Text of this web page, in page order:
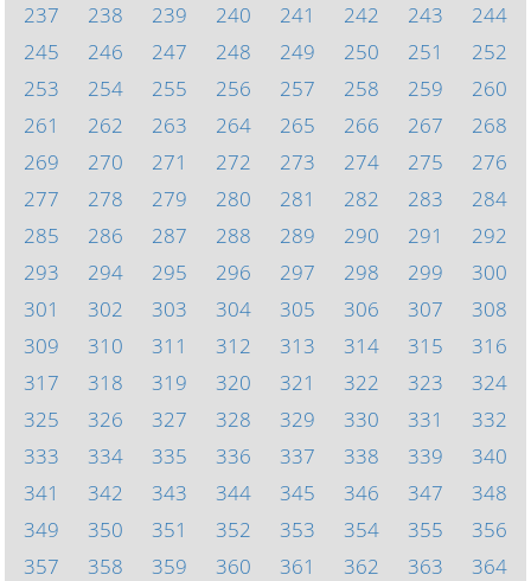
237
238 239 240 241 242 243
244
245
246 247 248 249 250 251
252
253
254 255 256 257 258 259
260
261
262 263 264 265 266 267
268
269
270 271 272 273 274 275
276
277
278 279 280 281 282 283
284
285
286 287 288 289 290 291
292
293
294 295 296 297 298 299
300
301
302 303 304 305 306 307
308
309
310 311 312 313 314 315
316
317
318 319 320 321 322 323
324
325
326 327 328 329 330 331
332
333
334 335 336 337 338 339
340
341
342 343 344 345 346 347
348
349
350 351 352 353 354 355
356
357
358 359 360 361 362 363 364